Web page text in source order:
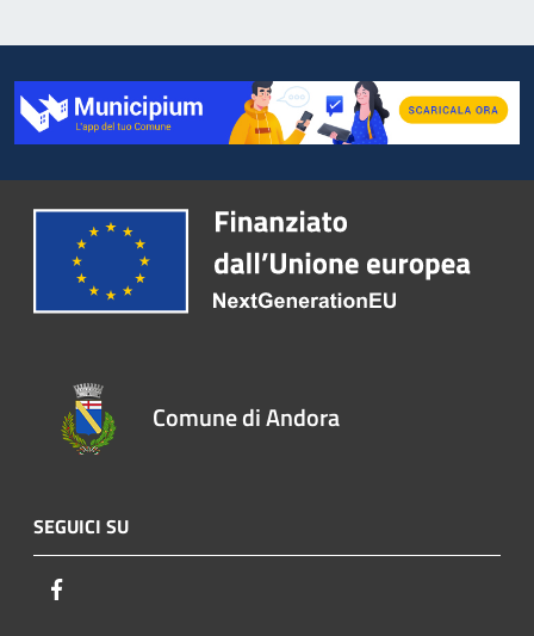
Comune di Andora
SEGUICI SU